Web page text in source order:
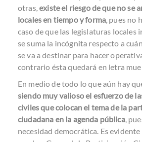
otras,existe el riesgo de que no se
locales en tiempo y forma, pues no
caso de que las legislaturas locales
se suma la incógnita respecto a
se va a destinar para hacer
contrario ésta quedará en letra
En medio de todo lo que aún hay
siendo muy valioso el esfuerzo de
civiles que colocan el tema de la
ciudadana en la agenda pública,
necesidad democrática. Es